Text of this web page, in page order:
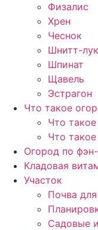
Физалис
Хрен
Чеснок
Шнитт-лук
Шпинат
Щавель
Эстрагон
Что такое
Что
Что
Огород по
Кладовая
Участок
Почва
Садовые